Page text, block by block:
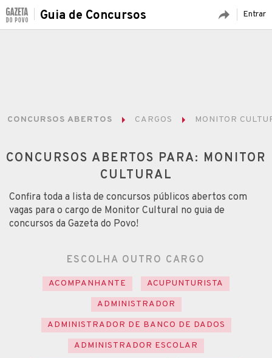
Entrar
Guia de Concursos
CONCURSOS ABERTOS CARGOS MONITOR
CONCURSOS ABERTOS PARA: MONITOR
CULTURAL
Confira toda a lista de concursos públicos abertos com
vagas para o cargo de Monitor Cultural no guia de
concursos da Gazeta do Povo!
ESCOLHA OUTRO CARGO
ACOMPANHANTE
ACUPUNTURISTA
ADMINISTRADOR
ADMINISTRADOR DE BANCO DE DADOS
ADMINISTRADOR ESCOLAR